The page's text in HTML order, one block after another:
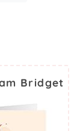
Bridget